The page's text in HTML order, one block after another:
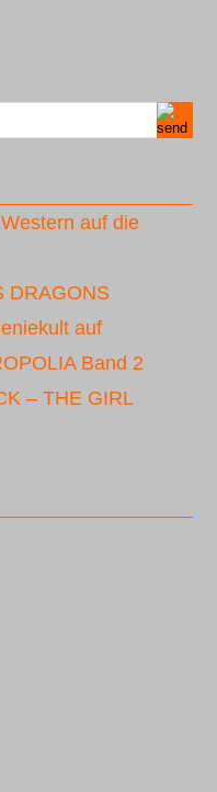
auf die
DRAGONS
auf
Band 2
– THE GIRL